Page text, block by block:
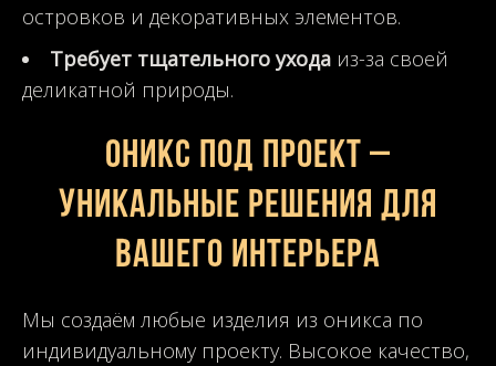
островков и декоративных элементов.
Требует тщательного ухода из-за своей
деликатной природы.
Оникс под проект –
уникальные решения для
вашего интерьера
Мы создаём любые изделия из оникса по
индивидуальному проекту. Высокое качество,